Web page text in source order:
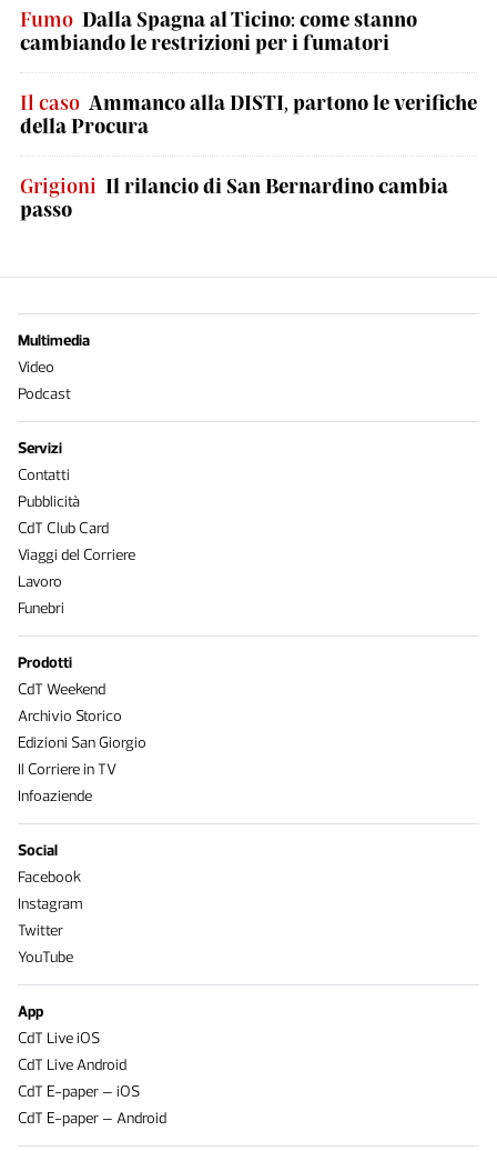
Fumo Dalla Spagna al Ticino: come stanno
cambiando le restrizioni per i fumatori
Il caso Ammanco alla DISTI, partono le verifiche
della Procura
Grigioni Il rilancio di San Bernardino cambia
passo
Multimedia
Video
Podcast
Servizi
Contatti
Pubblicità
CdT Club Card
Viaggi del Corriere
Lavoro
Funebri
Prodotti
CdT Weekend
Archivio Storico
Edizioni San Giorgio
Il Corriere in TV
Infoaziende
Social
Facebook
Instagram
Twitter
YouTube
App
CdT Live iOS
CdT Live Android
CdT E-paper – iOS
CdT E-paper – Android